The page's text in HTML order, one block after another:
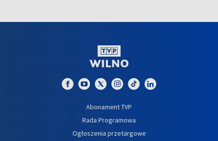
Abonament TVP
Rada Programowa
Ogłoszenia przetargowe